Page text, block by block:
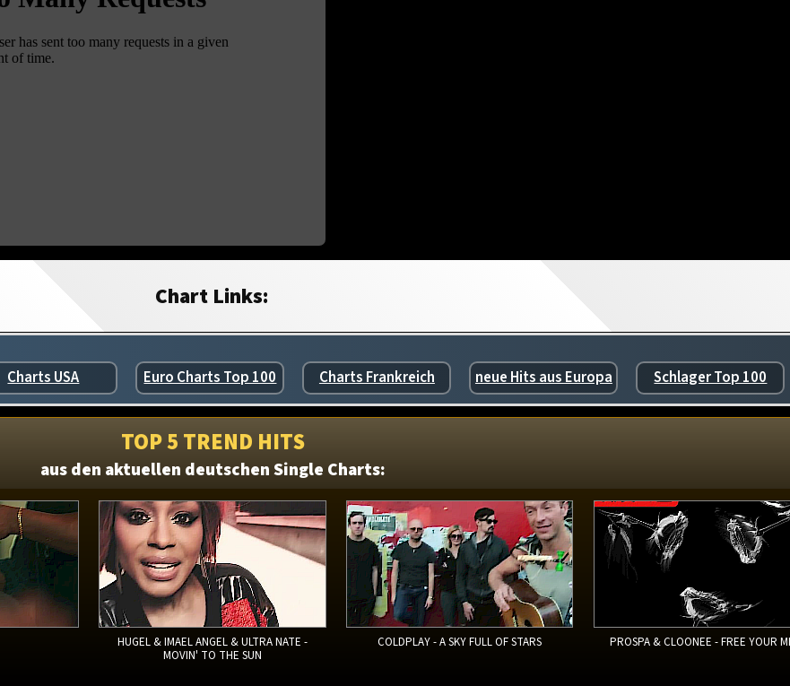
Chart Links:
Charts USA Euro Charts Top 100 Charts Frankreich neue Hits aus Europa Schlager Top 100
TOP 5 TREND HITS
aus den aktuellen deutschen Single Charts:
HUGEL & IMAEL ANGEL & ULTRA NATE -
MOVIN' TO THE SUN
COLDPLAY - A SKY FULL OF STARS PROSPA & CLOONEE - FREE YOUR